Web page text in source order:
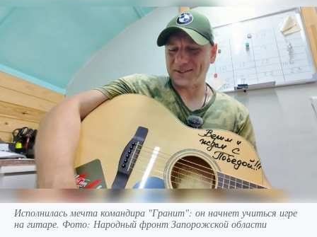
Исполнилась мечта командира "Гранит": он начнет учиться игре
на гитаре. Фото: Народный фронт Запорожской области